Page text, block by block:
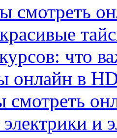
смотреть
что
в
и